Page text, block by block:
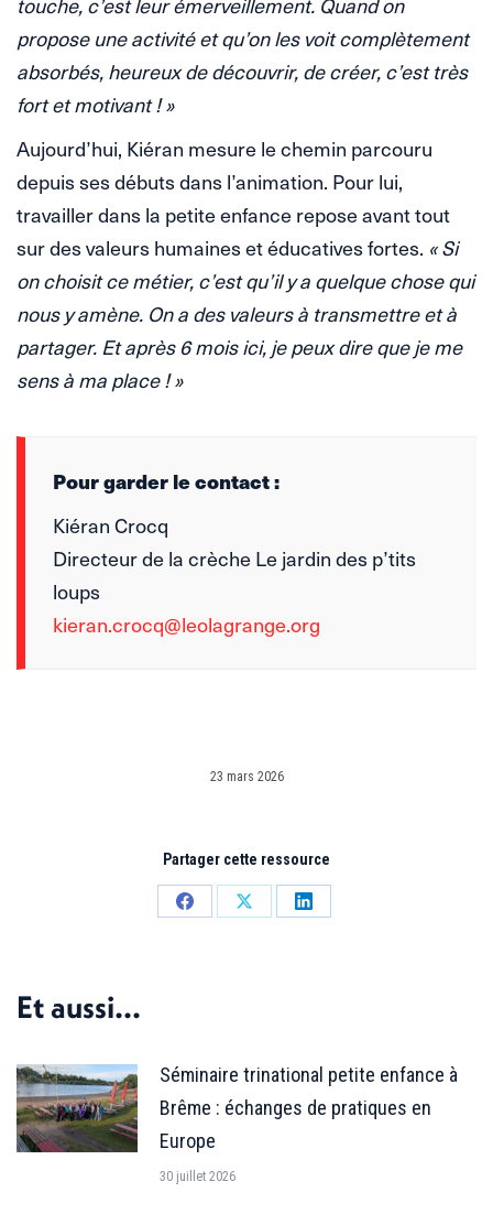
propose une activité et qu’on les voit complètement
absorbés, heureux de découvrir, de créer, c’est très
fort et motivant ! »
Aujourd’hui, Kiéran mesure le chemin parcouru
depuis ses débuts dans l’animation. Pour lui,
travailler dans la petite enfance repose avant tout
sur des valeurs humaines et éducatives fortes. « Si
on choisit ce métier, c’est qu’il y a quelque chose qui
nous y amène. On a des valeurs à transmettre et à
partager. Et après 6 mois ici, je peux dire que je me
sens à ma place ! »
Pour garder le contact :
Kiéran Crocq
Directeur de la crèche Le jardin des p’tits
loups
kieran.crocq@leolagrange.org
23 mars 2026
Partager cette ressource
PartagerPartagerPartager
Et aussi...
Séminaire trinational petite enfance à
Brême : échanges de pratiques en
Europe
30 juillet 2026